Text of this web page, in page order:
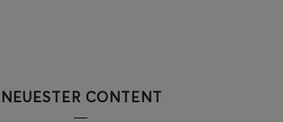
NEUESTER CONTENT